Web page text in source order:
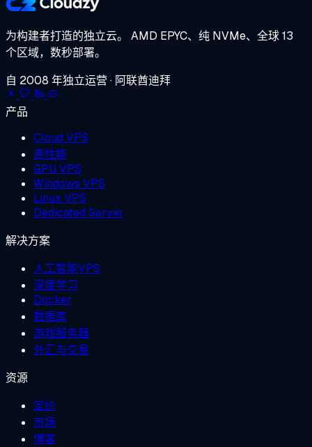
为构建者打造的独立云。 AMD EPYC、纯 NVMe、全球 13
个区域，数秒部署。
自 2008 年独立运营 · 阿联酋迪拜
产品
Cloud VPS
高性能
GPU VPS
Windows VPS
Linux VPS
Dedicated Server
解决方案
人工智能VPS
深度学习
Docker
数据库
游戏服务器
外汇与交易
资源
定价
市场
博客